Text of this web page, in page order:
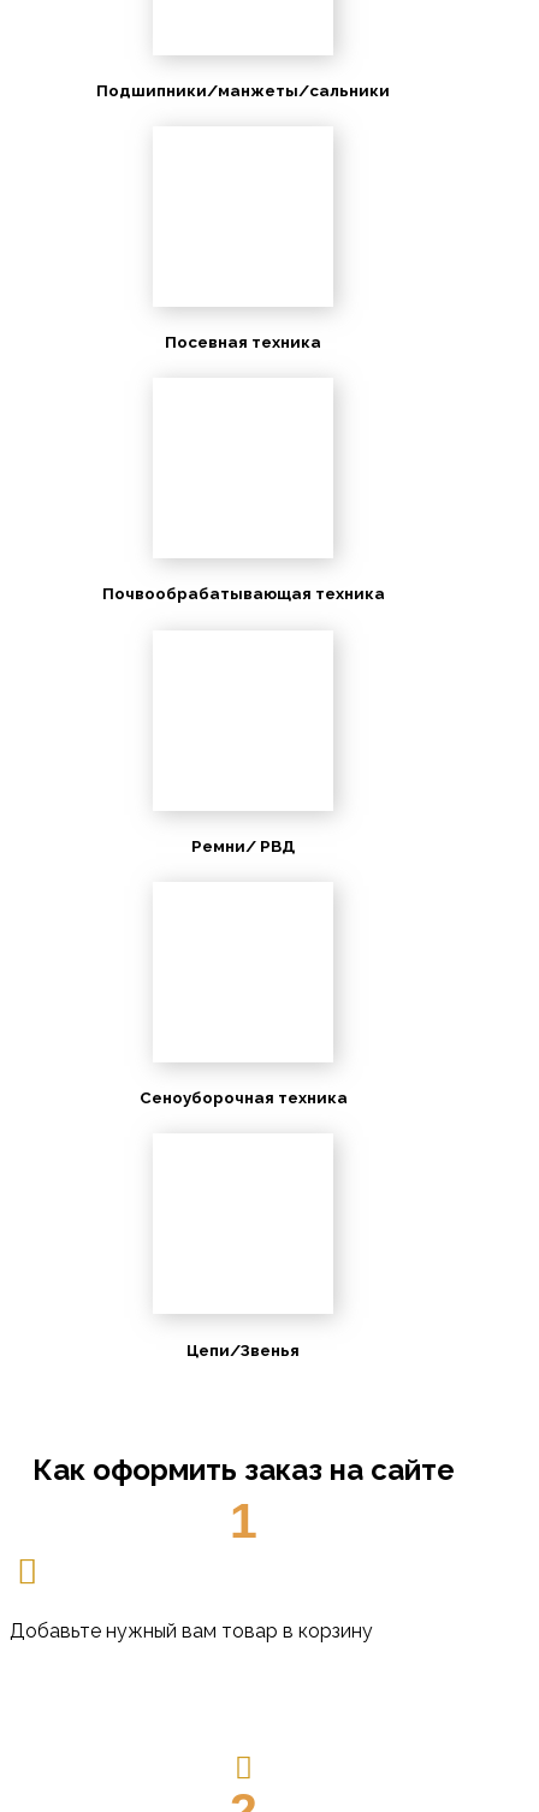
Подшипники/манжеты/сальники
Посевная техника
Почвообрабатывающая техника
Ремни/ РВД
Сеноуборочная техника
Цепи/Звенья
Как оформить заказ на сайте
1
Добавьте нужный вам товар в корзину